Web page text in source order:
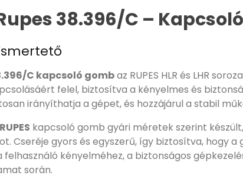
38.396/C –
C kapcsoló gombaz RUPES HLR és LHR
felel, biztosítva a kényelmes és
irányíthatja a gépet, és hozzájárul a stabil
kapcsoló gomb gyári méretek szerint
Cseréje gyors és egyszerű, így biztosítva, hogy
felhasználó kényelméhez, a biztonságos
során.